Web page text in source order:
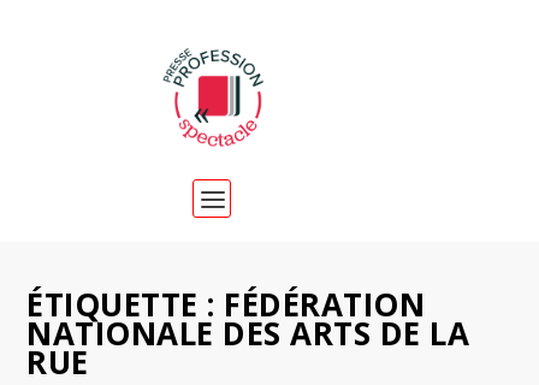
ÉTIQUETTE : FÉDÉRATION
NATIONALE DES ARTS DE LA
RUE